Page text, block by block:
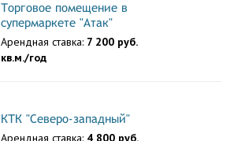
Торговое помещение в
супермаркете "Атак"
Арендная ставка: 7 200 руб.
кв.м./год
КТК "Северо-западный"
Арендная ставка: 4 800 руб.